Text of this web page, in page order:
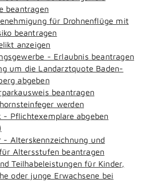
beantragen
für Drohnenflüge mit
beantragen
anzeigen
- Erlaubnis beantragen
um die Landarztquote Baden-
abgeben
beantragen
werden
- Pflichtexemplare abgeben
- Alterskennzeichnung und
Altersstufen beantragen
Teilhabeleistungen für Kinder,
oder junge Erwachsene bei